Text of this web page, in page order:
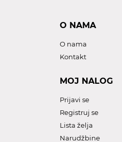
O NAMA
O nama
Kontakt
MOJ NALOG
Prijavi se
Registruj se
Lista želja
Narudžbine